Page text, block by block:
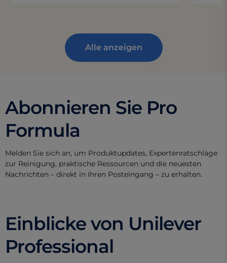
Alle anzeigen
Abonnieren Sie Pro
Formula
Melden Sie sich an, um Produktupdates, Expertenratschläge
zur Reinigung, praktische Ressourcen und die neuesten
Nachrichten – direkt in Ihren Posteingang – zu erhalten.
Einblicke von Unilever
Professional